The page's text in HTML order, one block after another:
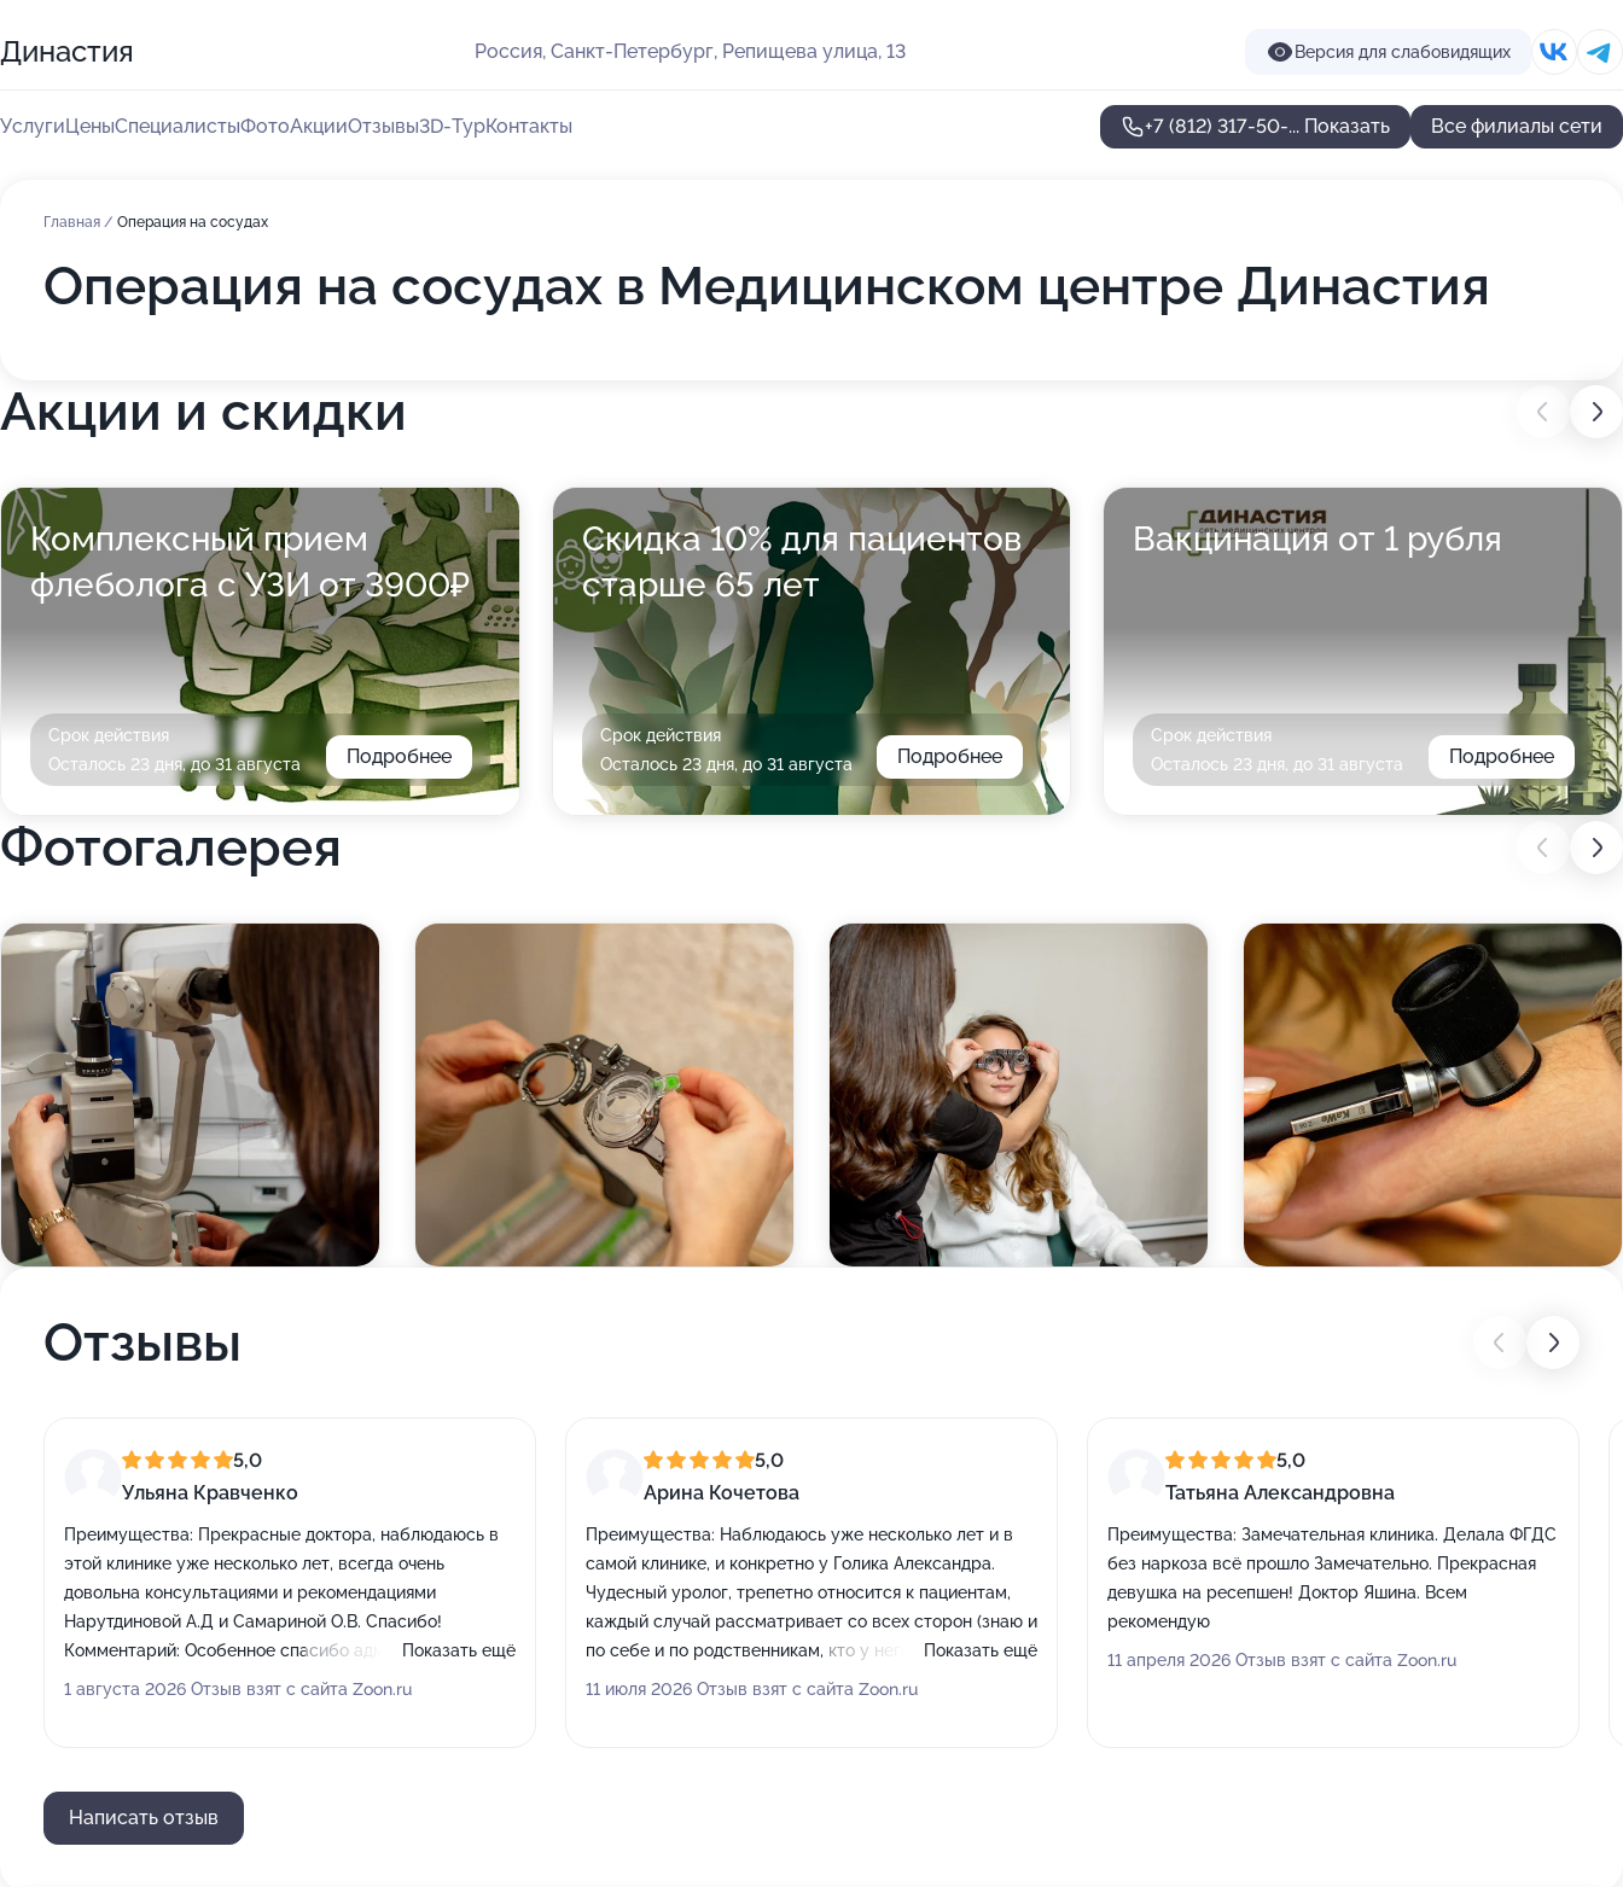
Династия Россия, Санкт-Петербург, Репищева улица, 13 Версия для слабовидящих
УслугиЦеныСпециалистыФотоАкцииОтзывы3D-ТурКонтакты +7 (812) 317-50-... Показать Все филиалы сети
Главная / Операция на сосудах
Операция на сосудах в Медицинском центре Династия
Акции и скидки
Комплексный прием
флеболога с УЗИ от 3900₽
Срок действия
Осталось 23 дня, до 31 августа
Подробнее
Скидка 10% для пациентов
старше 65 лет
Срок действия
Осталось 23 дня, до 31 августа
Подробнее
Вакцинация от 1 рубля
Срок действия
Осталось 23 дня, до 31 августа
Подробнее
Фотогалерея
Отзывы
5,0
Ульяна Кравченко
Преимущества: Прекрасные доктора, наблюдаюсь в
этой клинике уже несколько лет, всегда очень
довольна консультациями и рекомендациями
Нарутдиновой А.Д и Самариной О.В. Спасибо!
Комментарий: Особенное спасибо администратору
Веронике за всегда прекрасное настроение❤️
Показать ещё
1 августа 2026 Отзыв взят с сайта Zoon.ru
5,0
Арина Кочетова
Преимущества: Наблюдаюсь уже несколько лет и в
самой клинике, и конкретно у Голика Александра.
Чудесный уролог, трепетно относится к пациентам,
каждый случай рассматривает со всех сторон (знаю и
по себе и по родственникам, кто у него был)
Искреннее спасибо
Показать ещё
11 июля 2026 Отзыв взят с сайта Zoon.ru
5,0
Татьяна Александровна
Преимущества: Замечательная клиника. Делала ФГДС
без наркоза всё прошло Замечательно. Прекрасная
девушка на ресепшен! Доктор Яшина. Всем
рекомендую
11 апреля 2026 Отзыв взят с сайта Zoon.ru
Написать отзыв